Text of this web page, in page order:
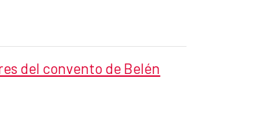
del convento de Belén